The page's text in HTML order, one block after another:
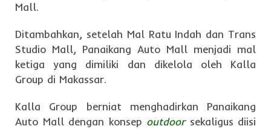
Mall.
Ditambahkan, setelah Mal Ratu Indah dan Trans
Studio Mall, Panaikang Auto Mall menjadi mal
ketiga yang dimiliki dan dikelola oleh Kalla
Group di Makassar.
Kalla Group berniat menghadirkan Panaikang
Auto Mall dengan konsep outdoorsekaligus diisi